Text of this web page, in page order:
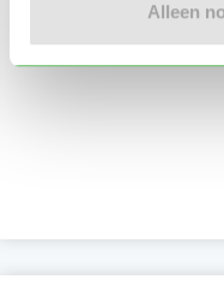
Alleen